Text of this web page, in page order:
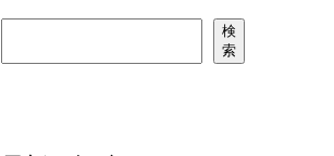
検
索